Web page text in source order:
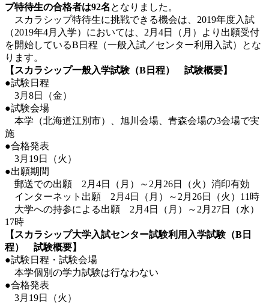
プ特待生の合格者は92名 となりました。
スカラシップ特待生に挑戦できる機会は、2019年度入試
（2019年4月入学）においては、2月4日（月）より出願受付
を開始しているB日程（一般入試／センター利用入試）とな
ります。
【スカラシップ一般入学試験（B日程） 試験概要】
●試験日程
3月8日（金）
●試験会場
本学（北海道江別市）、旭川会場、青森会場の3会場で実
施
●合格発表
3月19日（火）
●出願期間
郵送での出願 2月4日（月）～2月26日（火）消印有効
インターネット出願 2月4日（月）～2月26日（火）11時
大学への持参による出願 2月4日（月）～2月27日（水）
17時
【スカラシップ大学入試センター試験利用入学試験（B日
程） 試験概要】
●試験日程・試験会場
本学個別の学力試験は行なわない
●合格発表
3月19日（火）